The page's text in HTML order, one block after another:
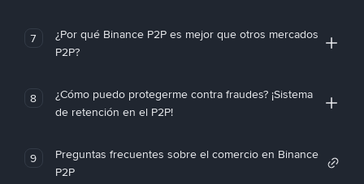
7
¿Por qué Binance P2P es mejor que otros mercados
P2P?
8
¿Cómo puedo protegerme contra fraudes? ¡Sistema
de retención en el P2P!
9
Preguntas frecuentes sobre el comercio en Binance
P2P